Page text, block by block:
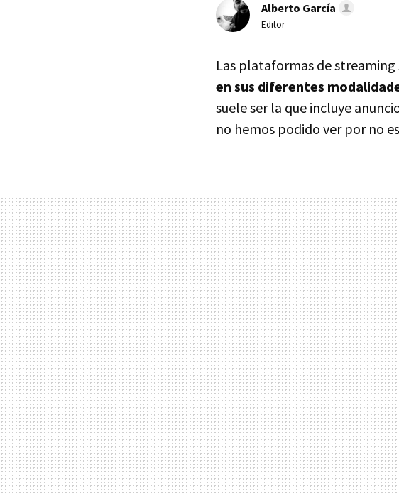
Alberto García
Editor
Las plataformas de
en sus diferentes
suele ser la que incluye
no hemos podido ver por no